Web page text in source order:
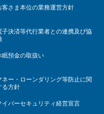
客さま本位の業務運営方針
子決済等代行業者との連携及び協
眠預金の取扱い
ネー・ローンダリング等防止に関
る方針
イバーセキュリティ経営宣言